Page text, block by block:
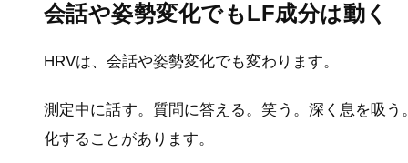
会話や姿勢変化でもLF成分は動く
HRVは、会話や姿勢変化でも変わります。
測定中に話す。質問に答える。笑う。深く息を吸
化することがあります。